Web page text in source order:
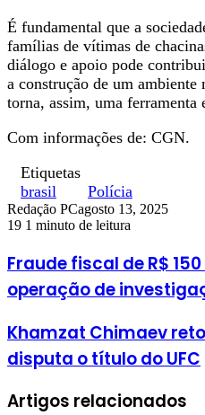
É fundamental que a
famílias de vítimas de
diálogo e apoio pode
a construção de um ambiente
torna, assim, uma ferramenta
Com informações de: CGN.
Etiquetas
brasil
Polícia
Redação PCagosto 13, 2025
19 1 minuto de leitura
Fraude fiscal de R$
operação de
Khamzat Chimaev
disputa o título do UFC
Artigos relacionados